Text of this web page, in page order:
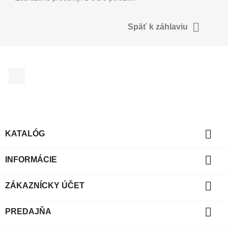
Späť k záhlaviu 
KATALÓG 
INFORMÁCIE 
ZÁKAZNÍCKY ÚČET 
PREDAJŇA 